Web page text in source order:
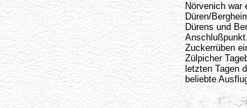
Nörvenich war
Düren/
Dürens und
Zuckerrüben
Zülpicher
letzten Tagen
beliebte